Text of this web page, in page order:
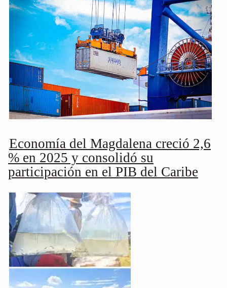
Economía del Magdalena creció 2,6
% en 2025 y consolidó su
participación en el PIB del Caribe